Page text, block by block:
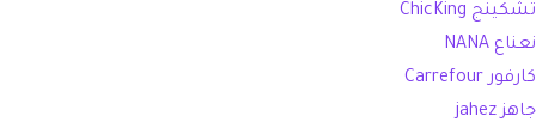
تشكينج ChicKing
نعناع NANA
كارفور Carrefour
جاهز jahez